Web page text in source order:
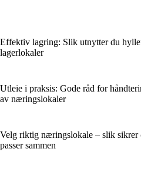
Effektiv lagring: Slik utnytter du
lagerlokaler
Utleie i praksis: Gode råd for
av næringslokaler
Velg riktig næringslokale – slik sikrer
passer sammen